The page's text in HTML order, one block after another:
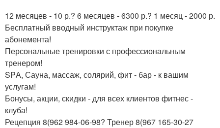
12 месяцев - 10 р.? 6 месяцев - 6300 р.? 1 месяц - 2000 р.
Бесплатный вводный инструктаж при покупке
абонемента!
Персональные тренировки с профессиональным
тренером!
SPА, Сауна, массаж, солярий, фит - бар - к вашим
услугам!
Бонусы, акции, скидки - для всех клиентов фитнес -
клуба!
Рецепция 8(962 984-06-98? Тренер 8(967 165-30-27